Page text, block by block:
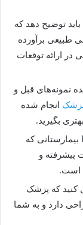
توضیح دهد که
طبیعی برآورده
در ارائه توقعات
نمونه‌های قبل و
انجام شده
بگیرید.
که
پیشرفته و
است.
کنید که پزشک
دارد و به شما